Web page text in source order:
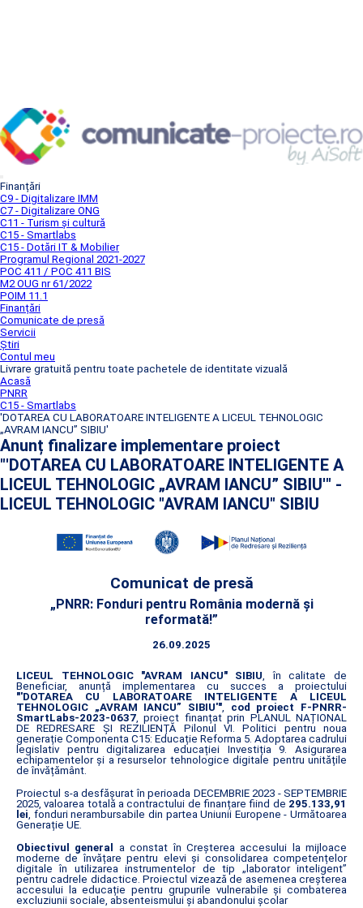
Finanțări
C9 - Digitalizare IMM
C7 - Digitalizare ONG
C11 - Turism și cultură
C15 - Smartlabs
C15 - Dotări IT & Mobilier
Programul Regional 2021-2027
POC 411 / POC 411 BIS
M2 OUG nr 61/2022
POIM 11.1
Finanțări
Comunicate de presă
Servicii
Știri
Contul meu
Livrare gratuită pentru toate pachetele de identitate vizuală
Acasă
PNRR
C15 - Smartlabs
'DOTAREA CU LABORATOARE INTELIGENTE A LICEUL TEHNOLOGIC
„AVRAM IANCU” SIBIU'
Anunț finalizare implementare proiect
"'DOTAREA CU LABORATOARE INTELIGENTE A
LICEUL TEHNOLOGIC „AVRAM IANCU” SIBIU'" -
LICEUL TEHNOLOGIC "AVRAM IANCU" SIBIU
Comunicat de presă
„PNRR: Fonduri pentru România modernă și
reformată!”
26.09.2025
LICEUL TEHNOLOGIC "AVRAM IANCU" SIBIU, în calitate de
Beneficiar, anunță implementarea cu succes a proiectului
"'DOTAREA CU LABORATOARE INTELIGENTE A LICEUL
TEHNOLOGIC „AVRAM IANCU” SIBIU'", cod proiect F-PNRR-
SmartLabs-2023-0637, proiect finanțat prin PLANUL NAȚIONAL
DE REDRESARE ȘI REZILIENȚĂ Pilonul VI. Politici pentru noua
generație Componenta C15: Educație Reforma 5. Adoptarea cadrului
legislativ pentru digitalizarea educației Investiția 9. Asigurarea
echipamentelor și a resurselor tehnologice digitale pentru unitățile
de învățământ.
Proiectul s-a desfășurat în perioada DECEMBRIE 2023 - SEPTEMBRIE
2025, valoarea totală a contractului de finanțare fiind de 295.133,91
lei, fonduri nerambursabile din partea Uniunii Europene - Următoarea
Generație UE.
Obiectivul general
a constat în Creșterea accesului la mijloace
moderne de învățare pentru elevi și consolidarea competențelor
digitale în utilizarea instrumentelor de tip „laborator inteligent”
pentru cadrele didactice. Proiectul vizează de asemenea creșterea
accesului la educație pentru grupurile vulnerabile și combaterea
excluziunii sociale, absenteismului și abandonului școlar